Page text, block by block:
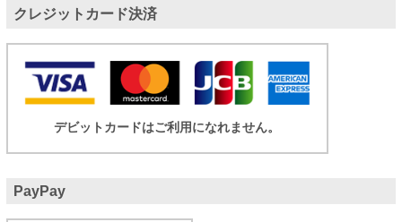
クレジットカード決済
デビットカードはご利用になれません。
PayPay